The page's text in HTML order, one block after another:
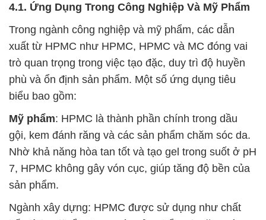
4.1. Ứng Dụng Trong Công Nghiệp Và Mỹ Phẩm
Trong ngành công nghiệp và mỹ phẩm, các dẫn
xuất từ HPMC như HPMC, HPMC và MC đóng vai
trò quan trọng trong việc tạo đặc, duy trì độ huyền
phù và ổn định sản phẩm. Một số ứng dụng tiêu
biểu bao gồm:
Mỹ phẩm: HPMC là thành phần chính trong dầu
gội, kem đánh răng và các sản phẩm chăm sóc da.
Nhờ khả năng hòa tan tốt và tạo gel trong suốt ở pH
7, HPMC không gây vón cục, giúp tăng độ bền của
sản phẩm.
Ngành xây dựng: HPMC được sử dụng như chất